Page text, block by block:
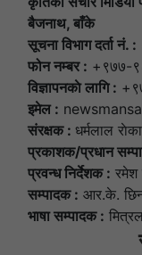
बैजनाथ, बाँके
सूचना विभाग दर्ता नं. :
फोन नम्बर : +९७७-
विज्ञापनकाे लागि :
इमेल :
संरक्षक : धर्मलाल
प्रकाशक/प्रधान
प्रवन्ध निर्देशक : रमेश
सम्पादक : आर.के.
भाषा सम्पादक :